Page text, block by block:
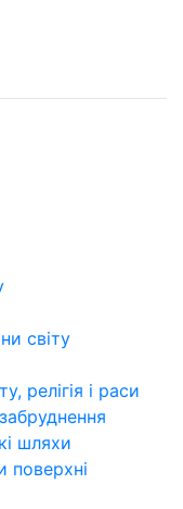
світу
релігія і раси
шляхи
поверхні